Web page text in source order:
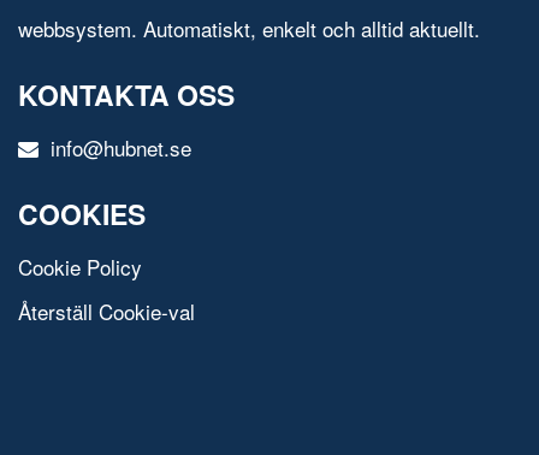
webbsystem. Automatiskt, enkelt och alltid aktuellt.
KONTAKTA OSS
info@hubnet.se
COOKIES
Cookie Policy
Återställ Cookie-val